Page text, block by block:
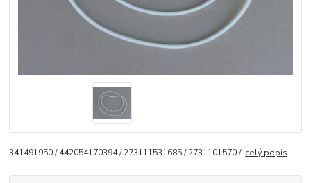
341491950 / 442054170394 / 273111531685 / 2731101570 / celý popis